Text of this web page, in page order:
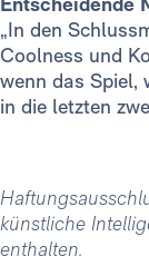
„In den
Coolness und
wenn das Spiel,
in die letzten
künstliche
enthalten.